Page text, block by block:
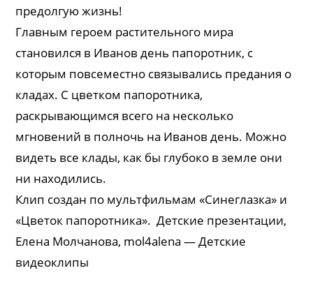
предолгую жизнь!
Главным героем растительного мира
становился в Иванов день папоротник, с
которым повсеместно связывались предания о
кладах. С цветком папоротника,
раскрывающимся всего на несколько
мгновений в полночь на Иванов день. Можно
видеть все клады, как бы глубоко в земле они
ни находились.
Клип создан по мультфильмам «Синеглазка» и
«Цветок папоротника». Детские презентации,
Елена Молчанова, mol4alena — Детские
видеоклипы